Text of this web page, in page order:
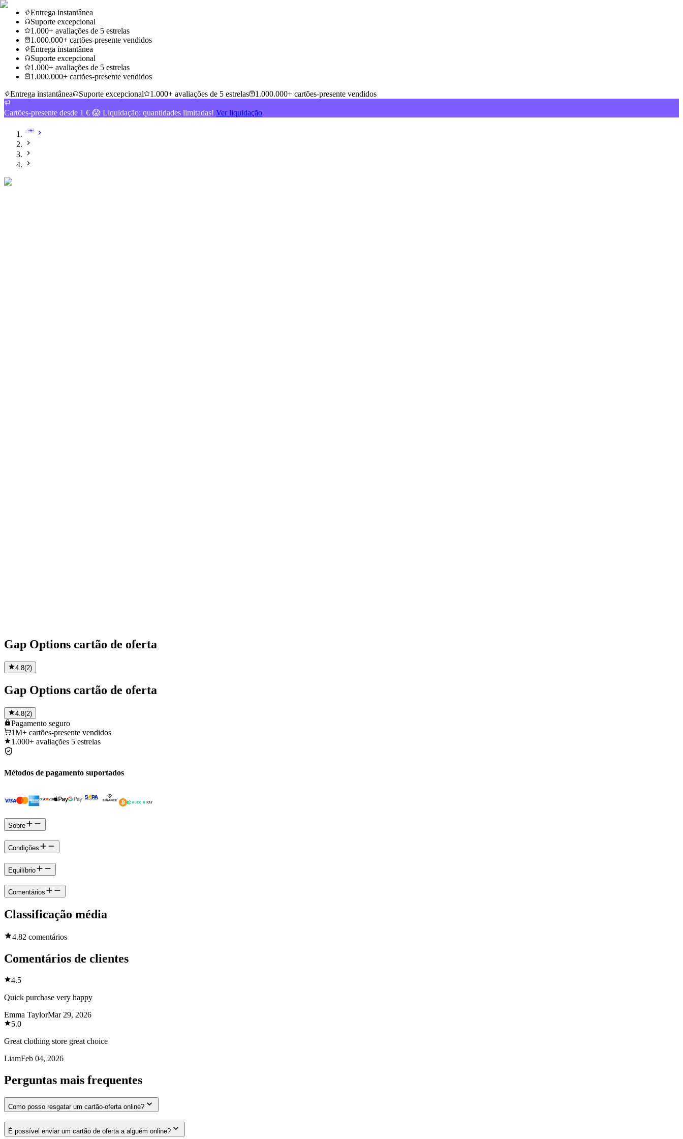
Entrega instantânea
Suporte excepcional
1.000+ avaliações de 5 estrelas
1.000.000+ cartões-presente vendidos
Entrega instantânea
Suporte excepcional
1.000+ avaliações de 5 estrelas
1.000.000+ cartões-presente vendidos
Entrega instantânea
Suporte excepcional 1.000+ avaliações de 5 estrelas 1.000.000+ cartões-presente vendidos
Cartões-presente desde 1 € 😱 Liquidação: quantidades limitadas! Ver liquidação
Gap Options cartão de oferta
4.8(2)
Gap Options cartão de oferta
4.8(2)
Pagamento seguro
1M+ cartões-presente vendidos
1.000+ avaliações 5 estrelas
Métodos de pagamento suportados
Sobre
Condições
Equilíbrio
Comentários
Classificação média
4.82 comentários
Comentários de clientes
4.5
Quick purchase very happy
Emma TaylorMar 29, 2026
5.0
Great clothing store great choice
LiamFeb 04, 2026
Perguntas mais frequentes
Como posso resgatar um cartão-oferta online?
É possível enviar um cartão de oferta a alguém online?